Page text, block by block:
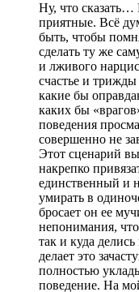
Ну, что сказать…
приятные. Всё
быть, чтобы
сделать ту же
и лживого
счастье и
какие бы
каких бы
поведения
совершенно не
Этот сценарий
накрепко
единственный и
умирать в
бросает он ее
непонимания,
так и куда
делает это
полностью
поведение. На